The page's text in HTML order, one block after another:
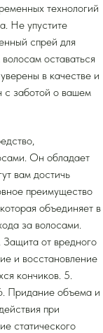
технологий
Не упустите
спрей для
оставаться
в качестве и
с заботой о вашем
Он обладает
вам достичь
преимущество
объединяет в
за волосами.
от вредного
и восстановление
кончиков. 5.
Придание объема и
при
статического